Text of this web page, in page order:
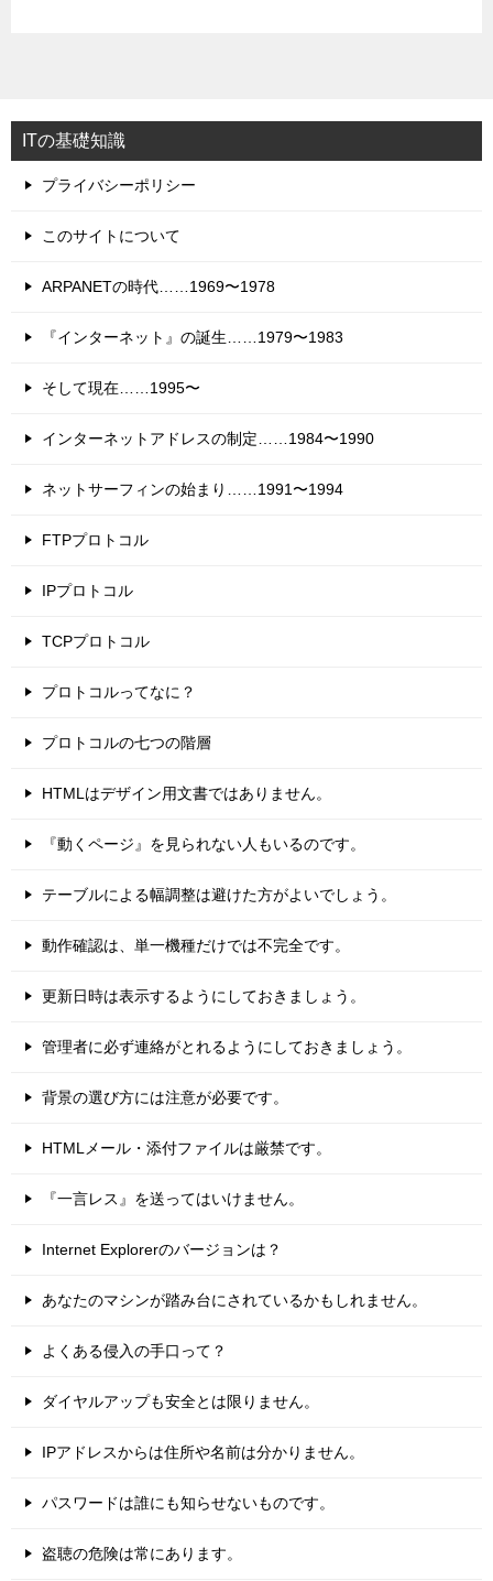
ITの基礎知識
プライバシーポリシー
このサイトについて
ARPANETの時代……1969〜1978
『インターネット』の誕生……1979〜1983
そして現在……1995〜
インターネットアドレスの制定……1984〜1990
ネットサーフィンの始まり……1991〜1994
FTPプロトコル
IPプロトコル
TCPプロトコル
プロトコルってなに？
プロトコルの七つの階層
HTMLはデザイン用文書ではありません。
『動くページ』を見られない人もいるのです。
テーブルによる幅調整は避けた方がよいでしょう。
動作確認は、単一機種だけでは不完全です。
更新日時は表示するようにしておきましょう。
管理者に必ず連絡がとれるようにしておきましょう。
背景の選び方には注意が必要です。
HTMLメール・添付ファイルは厳禁です。
『一言レス』を送ってはいけません。
Internet Explorerのバージョンは？
あなたのマシンが踏み台にされているかもしれません。
よくある侵入の手口って？
ダイヤルアップも安全とは限りません。
IPアドレスからは住所や名前は分かりません。
パスワードは誰にも知らせないものです。
盗聴の危険は常にあります。